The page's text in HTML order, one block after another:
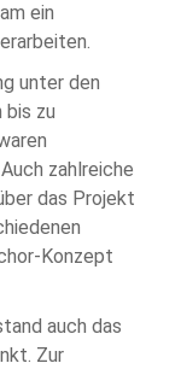
ein
unter den
bis zu
zahlreiche
das Projekt
Konzept
auch das
Zur